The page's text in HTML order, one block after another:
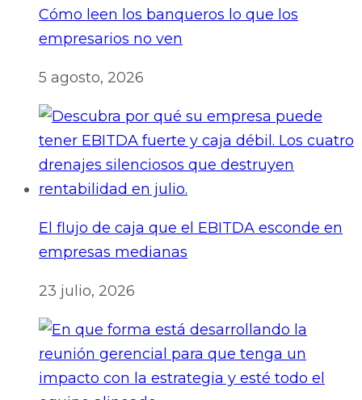
Cómo leen los banqueros lo que los
empresarios no ven
5 agosto, 2026
El flujo de caja que el EBITDA esconde en
empresas medianas
23 julio, 2026